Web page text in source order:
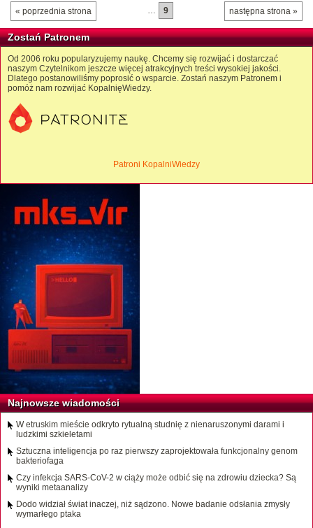
« poprzednia strona następna strona »
… 9
Zostań Patronem
Od 2006 roku popularyzujemy naukę. Chcemy się rozwijać i dostarczać
naszym Czytelnikom jeszcze więcej atrakcyjnych treści wysokiej jakości.
Dlatego postanowiliśmy poprosić o wsparcie. Zostań naszym Patronem i
pomóż nam rozwijać KopalnięWiedzy.
Patroni KopalniWiedzy
Najnowsze wiadomości
W etruskim mieście odkryto rytualną studnię z nienaruszonymi darami i
ludzkimi szkieletami
Sztuczna inteligencja po raz pierwszy zaprojektowała funkcjonalny genom
bakteriofaga
Czy infekcja SARS-CoV-2 w ciąży może odbić się na zdrowiu dziecka? Są
wyniki metaanalizy
Dodo widział świat inaczej, niż sądzono. Nowe badanie odsłania zmysły
wymarłego ptaka